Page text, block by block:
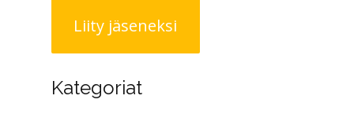
Liity jäseneksi
Kategoriat